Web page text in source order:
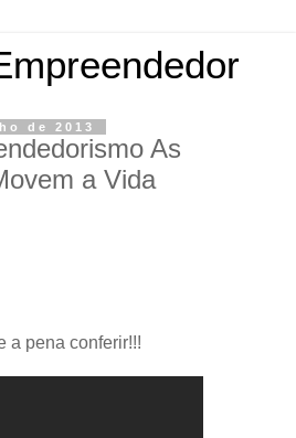
de 2013
As
a Vida
a pena conferir!!!